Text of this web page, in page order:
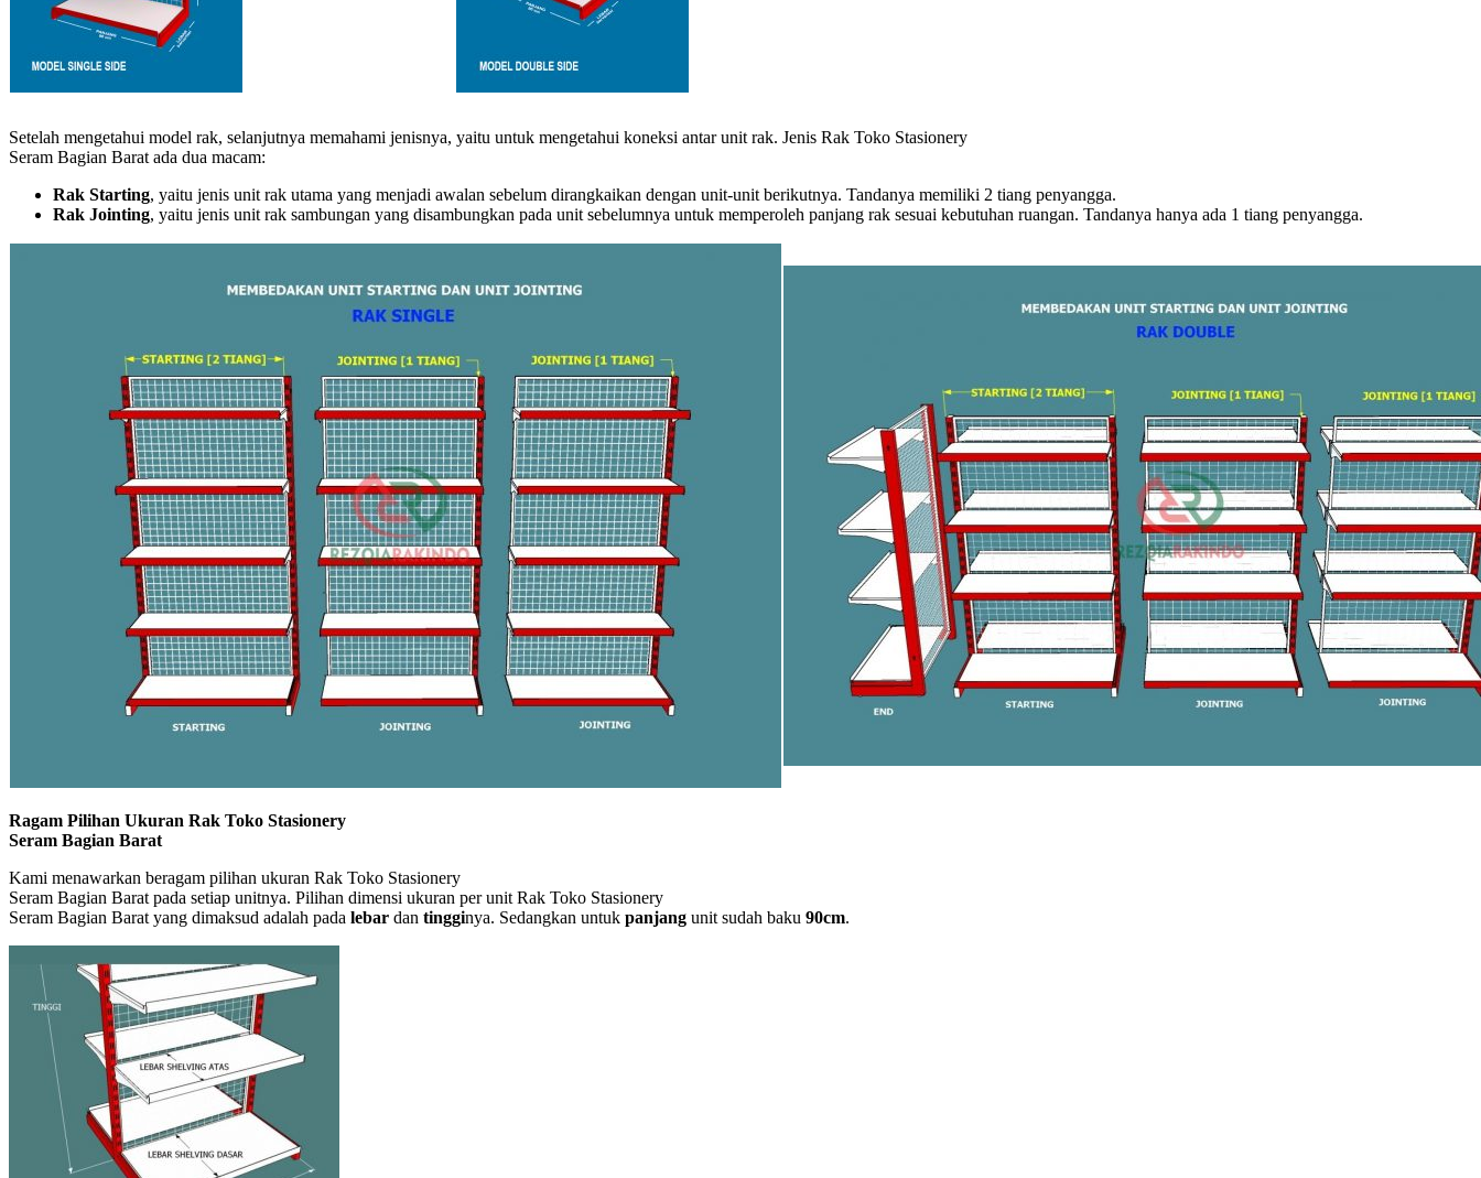
Setelah mengetahui model rak, selanjutnya memahami jenisnya, yaitu untuk mengetahui koneksi antar unit rak. Jenis Rak Toko Stasionery
Seram Bagian Barat ada dua macam:
Rak Starting, yaitu jenis unit rak utama yang menjadi awalan sebelum dirangkaikan dengan unit-unit berikutnya. Tandanya memiliki 2 tiang penyangga.
Rak Jointing, yaitu jenis unit rak sambungan yang disambungkan pada unit sebelumnya untuk memperoleh panjang rak sesuai kebutuhan ruangan. Tandanya hanya ada 1 tiang penyangga.
Ragam Pilihan Ukuran Rak Toko Stasionery
Seram Bagian Barat
Kami menawarkan beragam pilihan ukuran Rak Toko Stasionery
Seram Bagian Barat pada setiap unitnya. Pilihan dimensi ukuran per unit Rak Toko Stasionery
Seram Bagian Barat yang dimaksud adalah pada lebar dan tingginya. Sedangkan untuk panjang unit sudah baku 90cm.